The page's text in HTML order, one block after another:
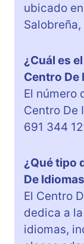
ubicado
Salobreña,
¿Cuál es
Centro De
El número
Centro De
691 344
¿Qué tipo
De
El Centro
dedica a
idiomas,